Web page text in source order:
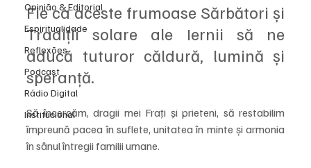
Opinião & Editorial
Espiritualidade
Reflexões
Podcast
Rádio Digital
Institucional
Fie ca aceste frumoase Sărbători și
Tradiții solare ale Iernii să ne
aducă tuturor căldură, lumină și
speranță.
Să încercăm, dragii mei Fraţi şi prieteni, să restabilim
împreună pacea în suflete, unitatea în minte și armonia
în sânul întregii familii umane.